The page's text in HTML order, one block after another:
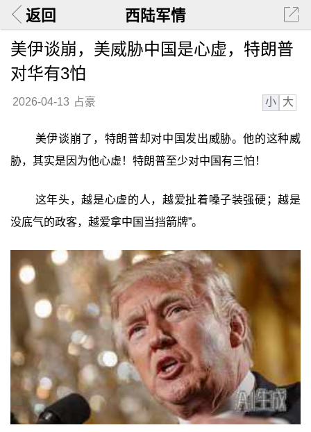
返回 西陆军情
美伊谈崩，美威胁中国是心虚，特朗普
对华有3怕
2026-04-13 占豪 小 大
美伊谈崩了，特朗普却对中国发出威胁。他的这种威
胁，其实是因为他心虚！特朗普至少对中国有三怕！
这年头，越是心虚的人，越爱扯着嗓子装强硬；越是
没底气的政客，越爱拿中国当挡箭牌”。